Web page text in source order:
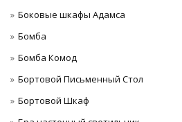
Боковые шкафы Адамса
Бомба
Бомба Комод
Бортовой Письменный Стол
Бортовой Шкаф